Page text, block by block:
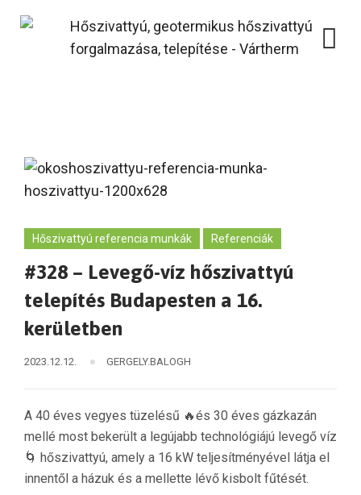
Hőszivattyú referencia munkák Referenciák
#328 – Levegő-víz hőszivattyú
telepítés Budapesten a 16.
kerületben
2023.12.12. GERGELY.BALOGH
A 40 éves vegyes tüzelésű 🔥és 30 éves gázkazán
mellé most bekerült a legújabb technológiájú levegő víz
🌀 hőszivattyú, amely a 16 kW teljesítményével látja el
innentől a házuk és a mellette lévő kisbolt fűtését.